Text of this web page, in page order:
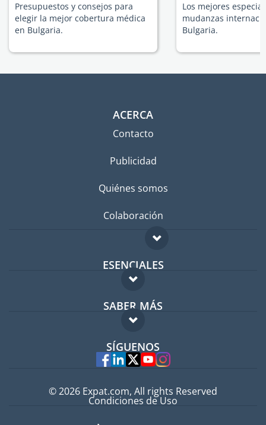
Presupuestos y consejos para
elegir la mejor cobertura médica
en Bulgaria.
Los mejores
mudanzas
Bulgaria.
ACERCA
Contacto
Publicidad
Quiénes somos
Colaboración
ESENCIALES
Foro para expatriados
Guía para expatriados
Trabajos en el extranjero
SABER MÁS
FAQ
Expertos
SÍGUENOS
© 2026 Expat.com, All rights Reserved
Condiciones de Uso